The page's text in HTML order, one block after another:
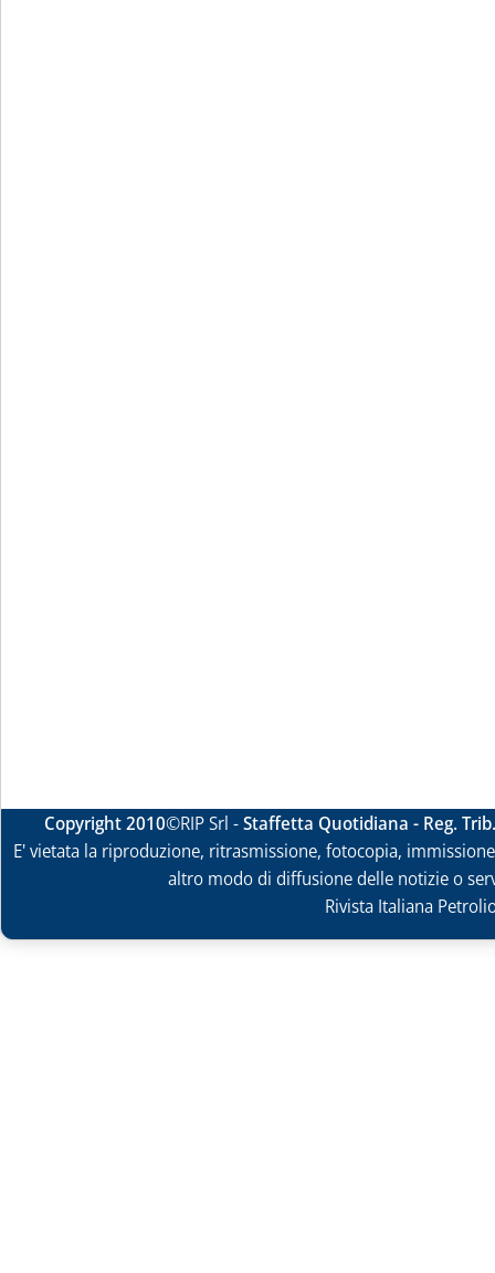
Copyright 2010©RIP Srl -Staffetta Quotidiana - Reg.
E' vietata la riproduzione, ritrasmissione, fotocopia,
altro modo di diffusione delle notizie o
Rivista Italiana